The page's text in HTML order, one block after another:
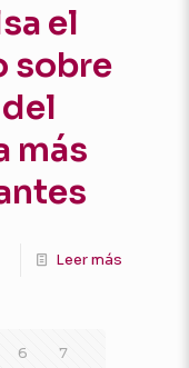
el
sobre
más
Leer más
6 7